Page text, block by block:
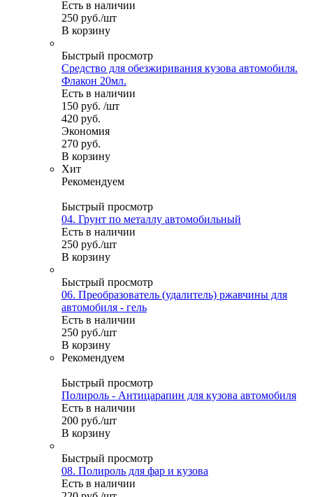
Есть в наличии
250 руб./шт
В корзину
Быстрый просмотр
Средство для обезжиривания кузова автомобиля.
Флакон 20мл.
Есть в наличии
150 руб. /шт
420 руб.
Экономия
270 руб.
В корзину
Хит
Рекомендуем
Быстрый просмотр
04. Грунт по металлу автомобильный
Есть в наличии
250 руб./шт
В корзину
Быстрый просмотр
06. Преобразователь (удалитель) ржавчины для
автомобиля - гель
Есть в наличии
250 руб./шт
В корзину
Рекомендуем
Быстрый просмотр
Полироль - Антицарапин для кузова автомобиля
Есть в наличии
200 руб./шт
В корзину
Быстрый просмотр
08. Полироль для фар и кузова
Есть в наличии